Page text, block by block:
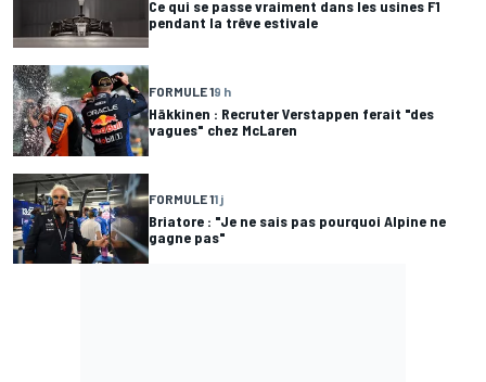
Ce qui se passe vraiment dans les usines F1
pendant la trêve estivale
FORMULE 19 h
Häkkinen : Recruter Verstappen ferait "des
vagues" chez McLaren
FORMULE 11 j
Briatore : "Je ne sais pas pourquoi Alpine ne
gagne pas"